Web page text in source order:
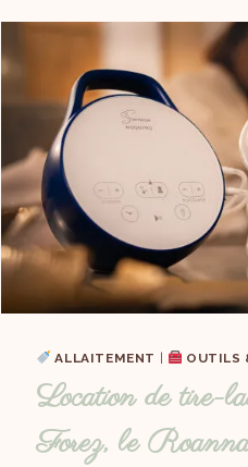
ALLAITEMENT OUTILS
Location de tire-
Forez, le